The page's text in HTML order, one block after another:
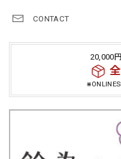
CONTACT
20,000